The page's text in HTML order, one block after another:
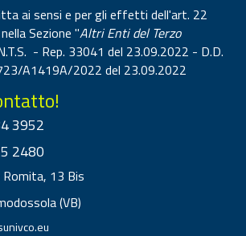
ai sensi e per gli effetti dell'art. 22
Sezione "Altri Enti del Terzo
- Rep. 33041 del 23.09.2022 - D.D.
A1419A/2022 del 23.09.2022
3952
2480
Romita, 13 Bis
(VB)